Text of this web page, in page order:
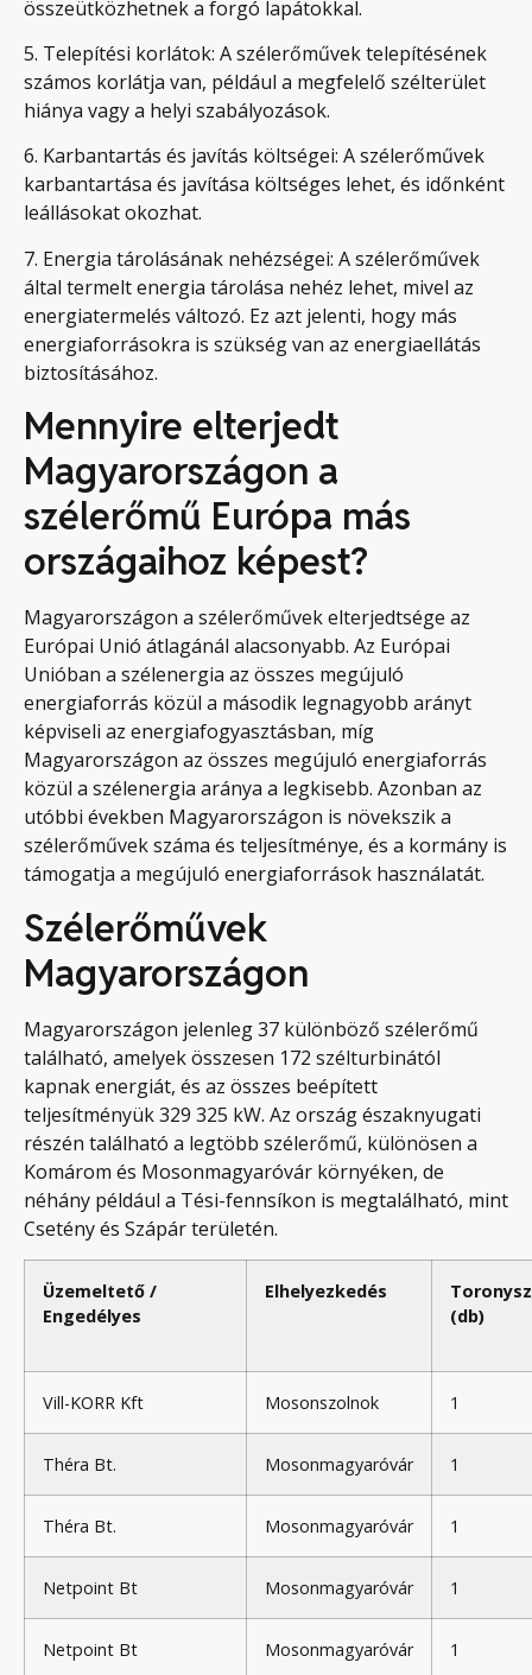
összeütközhetnek a forgó lapátokkal.
5. Telepítési korlátok: A szélerőművek telepítésének
számos korlátja van, például a megfelelő szélterület
hiánya vagy a helyi szabályozások.
6. Karbantartás és javítás költségei: A szélerőművek
karbantartása és javítása költséges lehet, és időnként
leállásokat okozhat.
7. Energia tárolásának nehézségei: A szélerőművek
által termelt energia tárolása nehéz lehet, mivel az
energiatermelés változó. Ez azt jelenti, hogy más
energiaforrásokra is szükség van az energiaellátás
biztosításához.
Mennyire elterjedt
Magyarországon a
szélerőmű Európa más
országaihoz képest?
Magyarországon a szélerőművek elterjedtsége az
Európai Unió átlagánál alacsonyabb. Az Európai
Unióban a szélenergia az összes megújuló
energiaforrás közül a második legnagyobb arányt
képviseli az energiafogyasztásban, míg
Magyarországon az összes megújuló energiaforrás
közül a szélenergia aránya a legkisebb. Azonban az
utóbbi években Magyarországon is növekszik a
szélerőművek száma és teljesítménye, és a kormány is
támogatja a megújuló energiaforrások használatát.
Szélerőművek
Magyarországon
Magyarországon jelenleg 37 különböző szélerőmű
található, amelyek összesen 172 szélturbinától
kapnak energiát, és az összes beépített
teljesítményük 329 325 kW. Az ország északnyugati
részén található a legtöbb szélerőmű, különösen a
Komárom és Mosonmagyaróvár környéken, de
néhány például a Tési-fennsíkon is megtalálható, mint
Csetény és Szápár területén.
Üzemeltető /
Engedélyes
Elhelyezkedés
(db)
Vill-KORR Kft Mosonszolnok 1
Théra Bt. Mosonmagyaróvár 1
Théra Bt. Mosonmagyaróvár 1
Netpoint Bt Mosonmagyaróvár 1
Netpoint Bt Mosonmagyaróvár 1